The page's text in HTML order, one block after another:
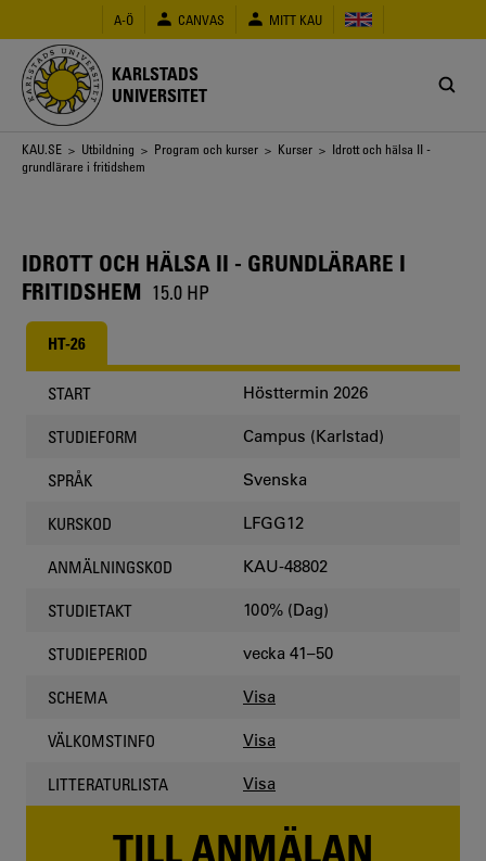
huvudinnehåll
A-Ö CANVAS MITT KAU
KARLSTADS
UNIVERSITET
Länkstig
KAU.SE > Utbildning > Program och kurser > Kurser > Idrott och hälsa II -
grundlärare i fritidshem
IDROTT OCH HÄLSA II - GRUNDLÄRARE I
FRITIDSHEM 15.0 HP
HT-26
START Hösttermin 2026
STUDIEFORM Campus (Karlstad)
SPRÅK Svenska
KURSKOD LFGG12
ANMÄLNINGSKOD KAU-48802
STUDIETAKT 100% (Dag)
STUDIEPERIOD vecka 41–50
SCHEMA Visa
VÄLKOMSTINFO Visa
LITTERATURLISTA Visa
TILL ANMÄLAN